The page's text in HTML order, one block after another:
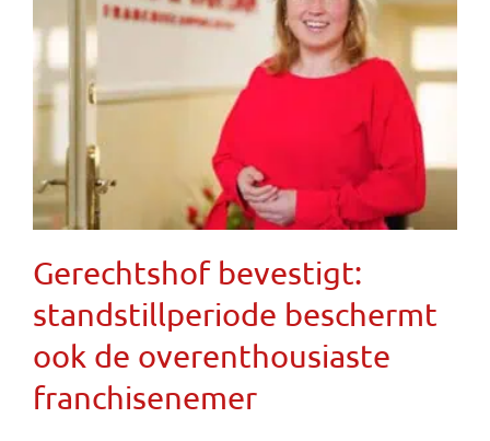
Gerechtshof bevestigt:
standstillperiode beschermt
ook de overenthousiaste
franchisenemer